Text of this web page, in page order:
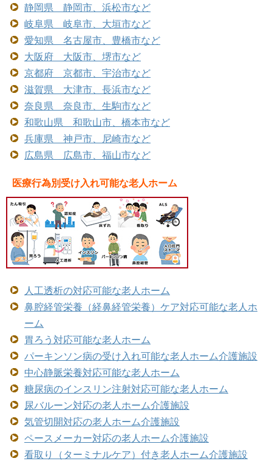
静岡県 静岡市、浜松市など
岐阜県 岐阜市、大垣市など
愛知県 名古屋市、豊橋市など
大阪府 大阪市、堺市など
京都府 京都市、宇治市など
滋賀県 大津市、長浜市など
奈良県 奈良市、生駒市など
和歌山県 和歌山市、橋本市など
兵庫県 神戸市、尼崎市など
広島県 広島市、福山市など
医療行為別受け入れ可能な老人ホーム
人工透析の対応可能な老人ホーム
鼻腔経管栄養（経鼻経管栄養）ケア対応可能な老人ホ
ーム
胃ろう対応可能な老人ホーム
パーキンソン病の受け入れ可能な老人ホーム介護施設
中心静脈栄養対応可能な老人ホーム
糖尿病のインスリン注射対応可能な老人ホーム
尿バルーン対応の老人ホーム介護施設
気管切開対応の老人ホーム介護施設
ペースメーカー対応の老人ホーム介護施設
看取り（ターミナルケア）付き老人ホーム介護施設